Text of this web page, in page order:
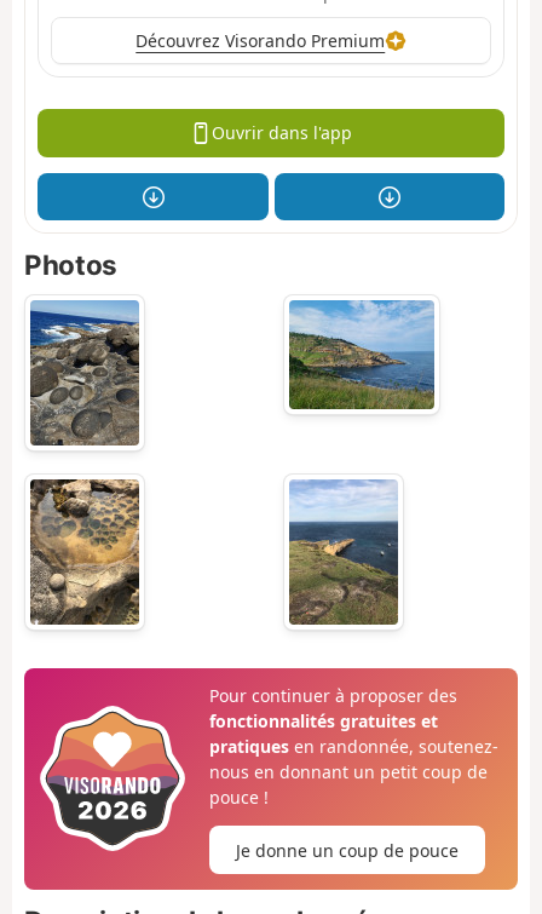
Découvrez Visorando Premium
Ouvrir dans l'app
Photos
Pour continuer à proposer des
fonctionnalités gratuites et
pratiquesen randonnée, soutenez-
nous en donnant un petit coup de
pouce !
Je donne un coup de pouce